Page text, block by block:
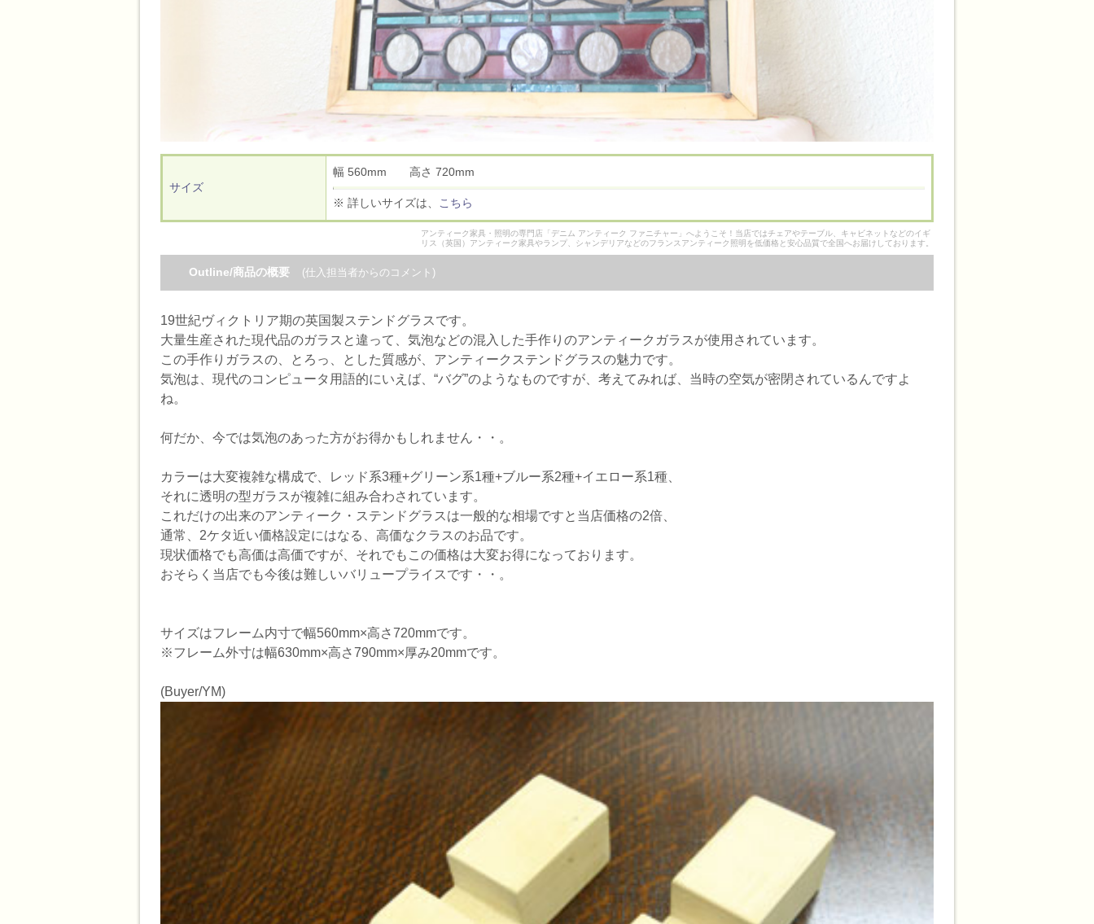
サイズ
幅 560mm 高さ 720mm
※ 詳しいサイズは、 こちら
アンティーク家具・照明の専門店「デニム アンティーク ファニチャー」へようこそ！当店ではチェアやテーブル、キャビネットなどのイギ
リス（英国）アンティーク家具やランプ、シャンデリアなどのフランスアンティーク照明を低価格と安心品質で全国へお届けしております。
Outline/商品の概要 (仕入担当者からのコメント)
19世紀ヴィクトリア期の英国製ステンドグラスです。
大量生産された現代品のガラスと違って、気泡などの混入した手作りのアンティークガラスが使用されています。
この手作りガラスの、とろっ、とした質感が、アンティークステンドグラスの魅力です。
気泡は、現代のコンピュータ用語的にいえば、“バグ”のようなものですが、考えてみれば、当時の空気が密閉されているんですよ
ね。
何だか、今では気泡のあった方がお得かもしれません・・。
カラーは大変複雑な構成で、レッド系3種+グリーン系1種+ブルー系2種+イエロー系1種、
それに透明の型ガラスが複雑に組み合わされています。
これだけの出来のアンティーク・ステンドグラスは一般的な相場ですと当店価格の2倍、
通常、2ケタ近い価格設定にはなる、高価なクラスのお品です。
現状価格でも高価は高価ですが、それでもこの価格は大変お得になっております。
おそらく当店でも今後は難しいバリュープライスです・・。
サイズはフレーム内寸で幅560mm×高さ720mmです。
※フレーム外寸は幅630mm×高さ790mm×厚み20mmです。
(Buyer/YM)